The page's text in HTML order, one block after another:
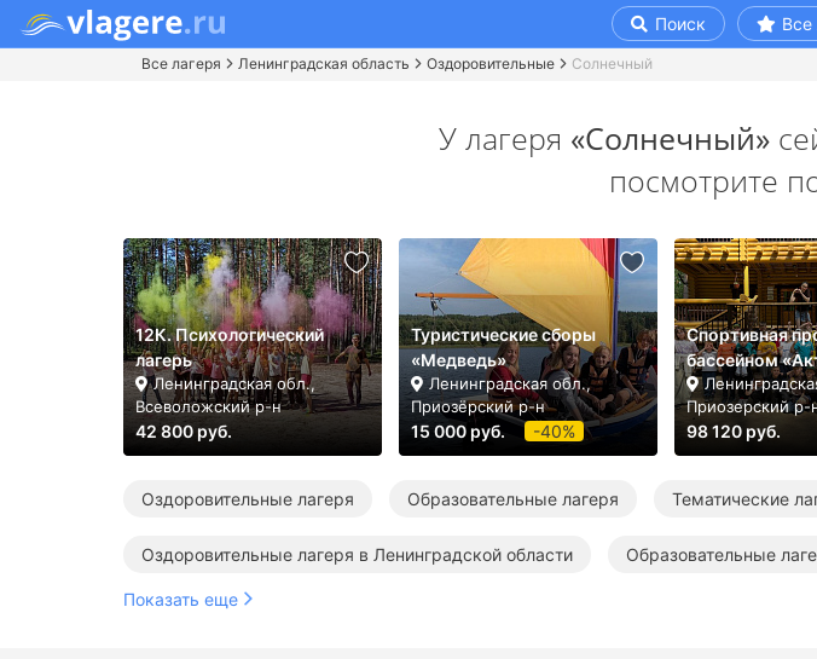
Поиск Все
Все лагеря Ленинградская область Оздоровительные Солнечный
У лагеря «Солнечный»
посмотрите
12К. Психологический
лагерь
Ленинградская обл.,
Всеволожский р-н
42 800 руб.
Туристические сборы
«Медведь»
Ленинградская обл.,
Приозёрский р-н
15 000 руб. -40%
Спортивная
бассейном
Приозерский р-
98 120 руб.
Оздоровительные лагеря Образовательные лагеря Тематические
Оздоровительные лагеря в Ленинградской области Образовательные
Тематические лагеря в Ленинградской области
Показать еще